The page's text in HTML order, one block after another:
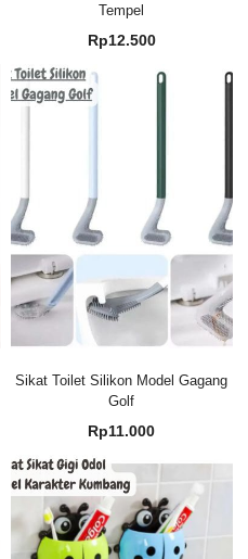
Tempel
Rp12.500
Sikat Toilet Silikon Model Gagang
Golf
Rp11.000